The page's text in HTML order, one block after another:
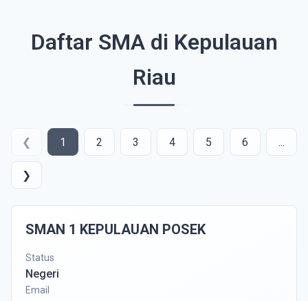
Daftar SMA di Kepulauan
Riau
❮ 1 2 3 4 5 6 ...
❯
SMAN 1 KEPULAUAN POSEK
Status
Negeri
Email